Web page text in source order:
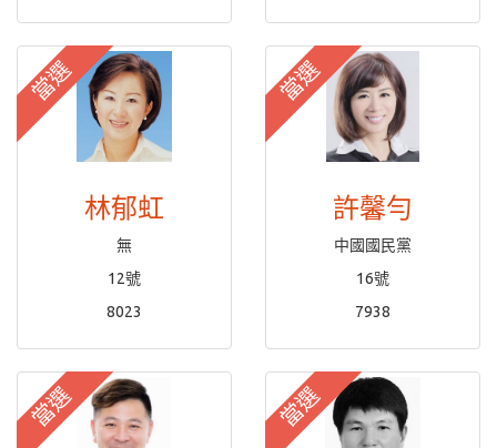
當選
林郁虹
無
12號
8023
當選
許馨勻
中國國民黨
16號
7938
當選 當選